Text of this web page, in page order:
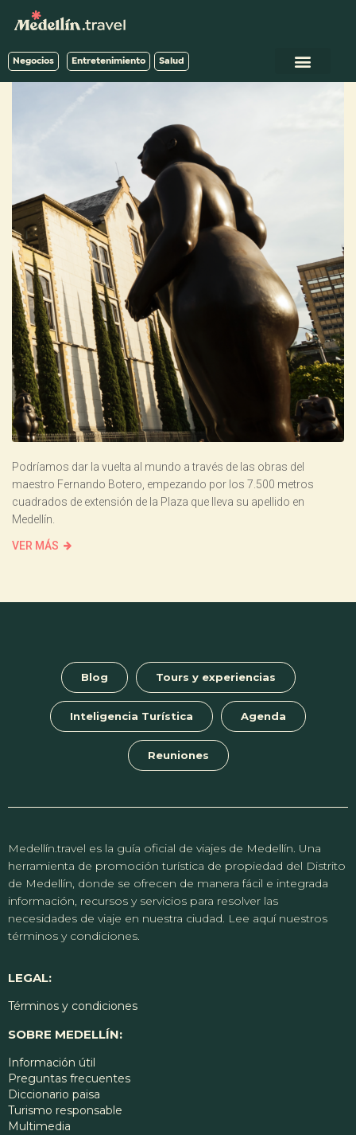
Negocios Entretenimiento Salud
Podríamos dar la vuelta al mundo a través de las obras del
maestro Fernando Botero, empezando por los 7.500 metros
cuadrados de extensión de la Plaza que lleva su apellido en
Medellín.
VER MÁS
Blog Tours y experiencias
Inteligencia Turística Agenda
Reuniones
Medellín.travel es la guía oficial de viajes de Medellín. Una
herramienta de promoción turística de propiedad del Distrito
de Medellín, donde se ofrecen de manera fácil e integrada
información, recursos y servicios para resolver las
necesidades de viaje en nuestra ciudad. Lee aquí nuestros
términos y condiciones.
LEGAL:
Términos y condiciones
SOBRE MEDELLÍN:
Información útil
Preguntas frecuentes
Diccionario paisa
Turismo responsable
Multimedia